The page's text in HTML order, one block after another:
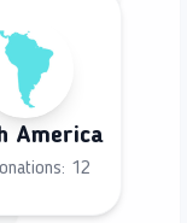
America
12